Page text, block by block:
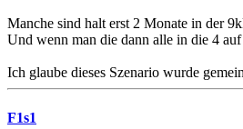
Manche sind halt erst 2 Monate in der
Und wenn man die dann alle in die 4
Ich glaube dieses Szenario wurde
F1s1